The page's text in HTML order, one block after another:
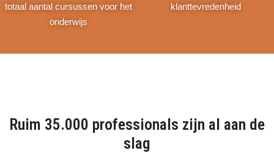
totaal aantal cursussen voor het
onderwijs
klanttevredenheid
Ruim 35.000 professionals zijn al aan de
slag